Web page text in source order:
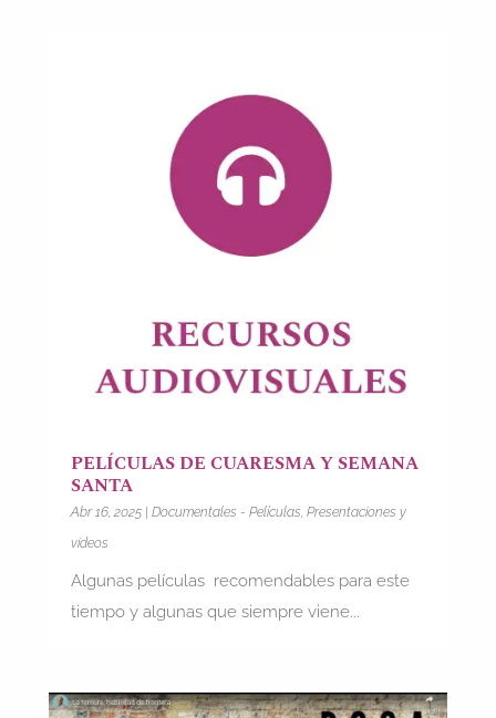
PELÍCULAS DE CUARESMA Y SEMANA
SANTA
Abr 16, 2025| Documentales - Películas, Presentaciones y
videos
Algunas películas recomendables para este
tiempo y algunas que siempre viene...